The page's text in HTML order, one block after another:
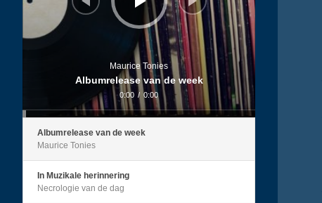
Maurice Tonies
Albumrelease van de week
0:00 / 0:00
Albumrelease van de week
Maurice Tonies
In Muzikale herinnering
Necrologie van de dag